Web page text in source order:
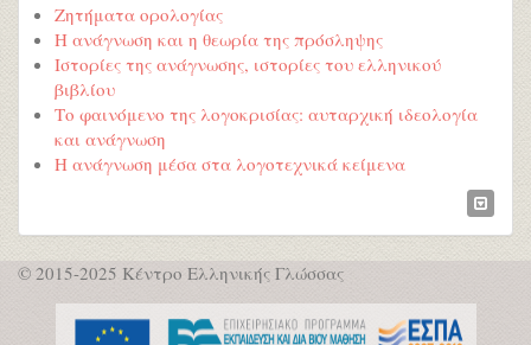
Ζητήματα ορολογίας
Η ανάγνωση και η θεωρία της πρόσληψης
Ιστορίες της ανάγνωσης, ιστορίες του ελληνικού
βιβλίου
Το φαινόμενο της λογοκρισίας: αυταρχική ιδεολογία
και ανάγνωση
Η ανάγνωση μέσα στα λογοτεχνικά κείμενα
© 2015-2025 Κέντρο Ελληνικής Γλώσσας